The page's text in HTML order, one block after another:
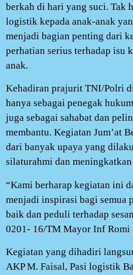
berkah di hari yang suci. Tak
logistik kepada anak-anak
menjadi bagian penting dari
perhatian serius terhadap isu
anak.
Kehadiran prajurit TNI/Polri
hanya sebagai penegak
juga sebagai sahabat dan
membantu. Kegiatan Jum’at
dari banyak upaya yang
silaturahmi dan meningkatkan
“Kami berharap kegiatan ini
menjadi inspirasi bagi semua
baik dan peduli terhadap
0201- 16/TM Mayor Inf Romi
Kegiatan yang dihadiri
AKP M. Faisal, Pasi logistik